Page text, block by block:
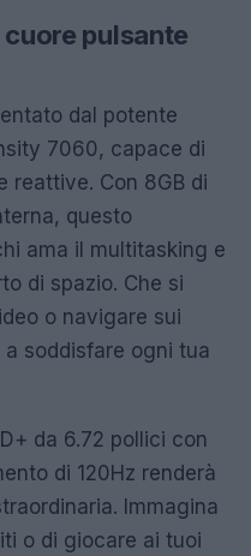
pulsante
dal potente
7060, capace di
reattive. Con 8GB di
questo
ama il multitasking e
di spazio. Che si
o navigare sui
soddisfare ogni tua
da 6.72 pollici con
di 120Hz renderà
Immagina
o di giocare ai tuoi